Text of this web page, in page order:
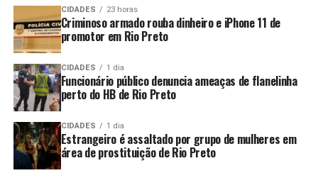
CIDADES 23 horas
Criminoso armado rouba dinheiro e iPhone 11 de
promotor em Rio Preto
CIDADES 1 dia
Funcionário público denuncia ameaças de flanelinha
perto do HB de Rio Preto
CIDADES 1 dia
Estrangeiro é assaltado por grupo de mulheres em
área de prostituição de Rio Preto